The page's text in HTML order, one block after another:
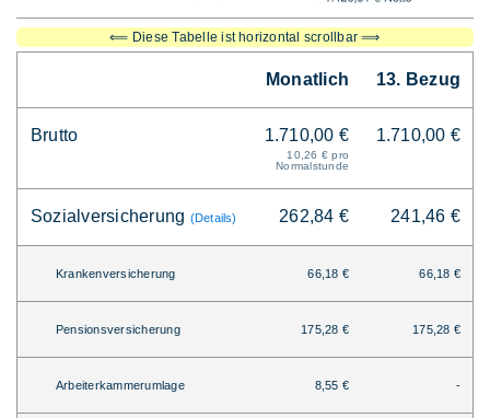
⟸ Diese Tabelle ist horizontal scrollbar ⟹
Monatlich 13. Bezug
Brutto 1.710,00 €
10,26 € pro
Normalstunde
1.710,00 €
Sozialversicherung (Details) 262,84 € 241,46 €
Krankenversicherung 66,18 € 66,18 €
Pensionsversicherung 175,28 € 175,28 €
Arbeiterkammerumlage 8,55 € -